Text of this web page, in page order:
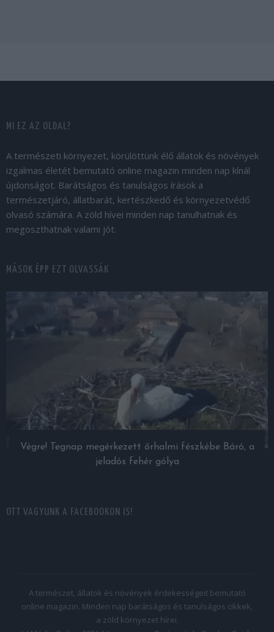
MI EZ AZ OLDAL?
A természeti környezet, körülöttünk élő állatok és növények
izgalmas életét bemutató online magazin minden nap kínál
újdonságot. Barátságos és tanulságos írások a
természetjáró, állatbarát, kertészkedő és környezetvédő
olvasó számára. A zöld hívei minden nap tanulhatnak és
megoszthatnak valami jót.
MÁSOK ÉPP EZT OLVASSÁK
Végre! Tegnap megérkezett őrhalmi fészkébe Báró, a
jeladós fehér gólya
OTT VAGYUNK A FACEBOOKON IS!
A természet, állatok és növények érdekességeit bemutató
online magazin. Minden nap barátságos és tanulságos cikkek,
a zöld környezet hírei.